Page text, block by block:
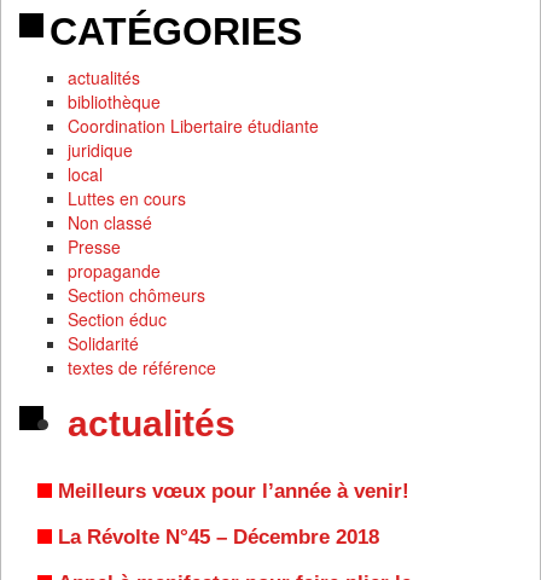
CATÉGORIES
actualités
bibliothèque
Coordination Libertaire étudiante
juridique
local
Luttes en cours
Non classé
Presse
propagande
Section chômeurs
Section éduc
Solidarité
textes de référence
actualités
Meilleurs vœux pour l’année à venir!
La Révolte N°45 – Décembre 2018